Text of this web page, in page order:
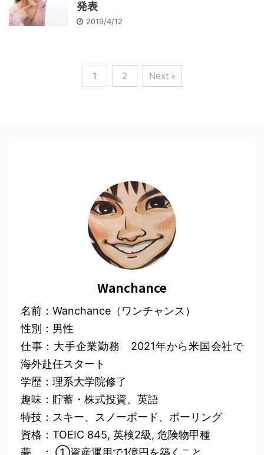
発表
2019/4/12
1 2 Next »
Wanchance
名前：Wanchance（ワンチャンス）
性別：男性
仕事：大手企業勤務 2021年から米国会社で
海外赴任スタート
学歴：理系大学院修了
趣味：貯蓄・株式投資、英語
特技：スキー、スノーボード、ボーリング
資格：TOEIC 845, 英検2級, 危険物甲種
夢 ： ①資産運用で1億円を築くこと